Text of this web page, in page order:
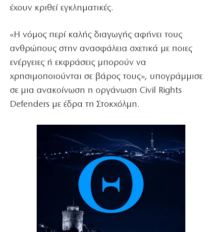
έχουν κριθεί εγκληματικές.
«Η νόμος περί καλής διαγωγής αφήνει τους
ανθρώπους στην ανασφάλεια σχετικά με ποιες
ενέργειες ή εκφράσεις μπορούν να
χρησιμοποιούνται σε βάρος τους», υπογράμμισε
σε μια ανακοίνωση η οργάνωση Civil Rights
Defenders με έδρα τη Στοκχόλμη.